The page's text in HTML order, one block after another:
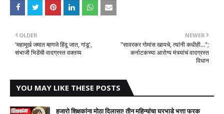
NEWER
"सावरकर गोमांस खायचे, त्यांनी कधीही...";
कर्नाटकच्या आरोग्य मंत्र्यांचं वादग्रस्त
विधान
OLDER
'महामूर्ख जमात म्हणजे हिंदू जात, गांडू',
संभाजी भिडेंची वादग्रस्त वक्तव्य
YOU MAY LIKE THESE POSTS
हजारो शिक्षकांना मोठा दिलासा! तीन महिन्यांचा घरभाडे भत्ता फरक